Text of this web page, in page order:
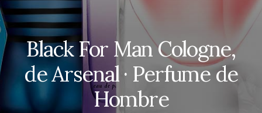
Black For Man Cologne,
de Arsenal · Perfume de
Hombre